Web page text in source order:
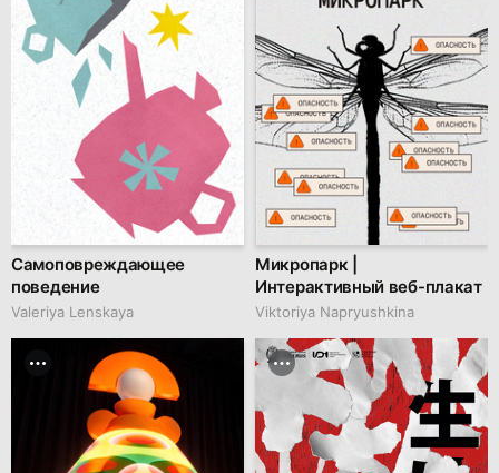
Самоповреждающее
поведение
Valeriya Lenskaya
Микропарк |
Интерактивный веб-плакат
Viktoriya Napryushkina